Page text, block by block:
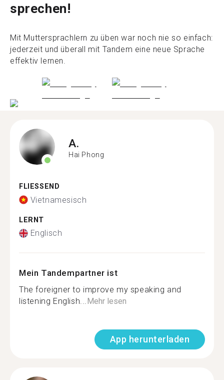
sprechen!
Mit Muttersprachlern zu üben war noch nie so einfach:
jederzeit und überall mit Tandem eine neue Sprache
effektiv lernen.
A.
Hai Phong
FLIESSEND
Vietnamesisch
LERNT
Englisch
Mein Tandempartner ist
The foreigner to improve my speaking and
listening English...Mehr lesen
App herunterladen